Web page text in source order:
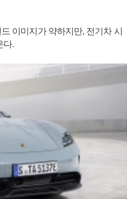
이미지가 약하지만, 전기차 시
다.